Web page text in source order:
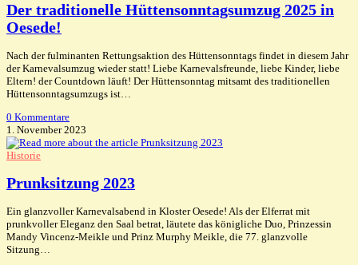
Der traditionelle Hüttensonntagsumzug 2025 in
Oesede!
Nach der fulminanten Rettungsaktion des Hüttensonntags findet in diesem Jahr
der Karnevalsumzug wieder statt! Liebe Karnevalsfreunde, liebe Kinder, liebe
Eltern! der Countdown läuft! Der Hüttensonntag mitsamt des traditionellen
Hüttensonntagsumzugs ist…
0 Kommentare
1. November 2023
Historie
Prunksitzung 2023
Ein glanzvoller Karnevalsabend in Kloster Oesede! Als der Elferrat mit
prunkvoller Eleganz den Saal betrat, läutete das königliche Duo, Prinzessin
Mandy Vincenz-Meikle und Prinz Murphy Meikle, die 77. glanzvolle
Sitzung…